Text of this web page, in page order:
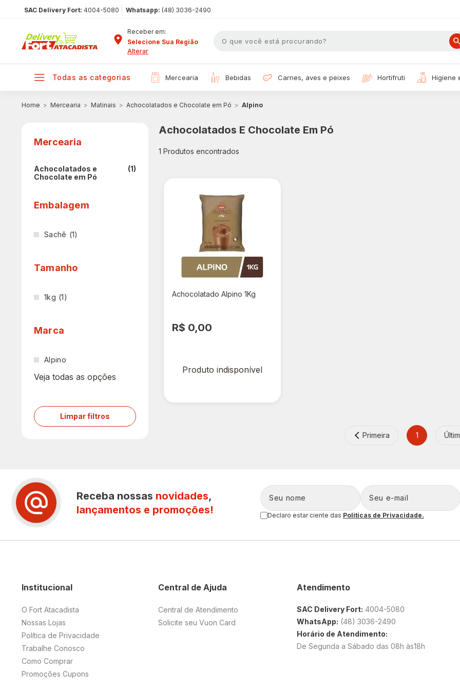
SAC Delivery Fort: 4004-5080 Whatsapp: (48) 3036-2490
Receber em:
Selecione Sua Região
Alterar
todas as categorias mercearia bebidas carnes, aves e peixes hortifruti
Mercearia Matinais Achocolatados e Chocolate em Pó Alpino
Mercearia
Achocolatados e
Chocolate em Pó
(1)
Marca
Alpino
Veja todas as opções
Embalagem
Sachê (1)
Tamanho
1kg (1)
Limpar filtros
Achocolatados E Chocolate Em Pó
1 Produtos encontrados
Achocolatado Alpino 1Kg
R$ 0,00
Produto indisponível
Primeira 1
Receba nossas novidades,
lançamentos e promoções!
Declaro estar ciente das Politicas de Privacidade.
Central de Ajuda
Central de Atendimento
Solicite seu Vuon Card
Institucional
O Fort Atacadista
Nossas Lojas
Política de Privacidade
Trabalhe Conosco
Como Comprar
Promoções Cupons
Atendimento
SAC Delivery Fort: 4004-5080
WhatsApp: (48) 3036-2490
Horário de Atendimento:
De Segunda a Sábado das 08h às18h